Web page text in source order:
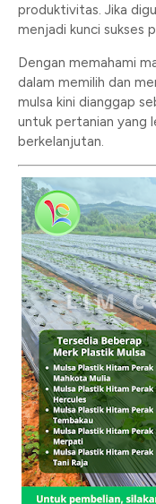
produktivitas. Jika
menjadi kunci sukses
Dengan memahami
dalam memilih dan
mulsa kini dianggap
untuk pertanian yang
berkelanjutan.